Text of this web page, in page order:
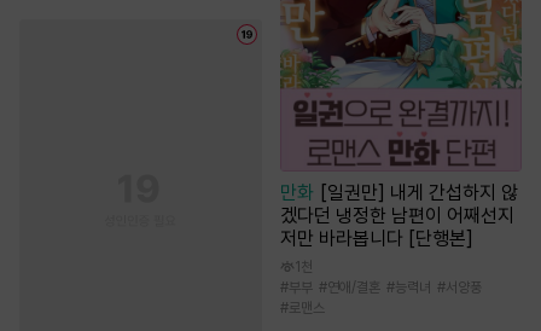
만화 [일권만] 내게 간섭하지 않
겠다던 냉정한 남편이 어째선지
저만 바라봅니다 [단행본]
1천
#부부 #연애/결혼 #능력녀 #서양풍
#로맨스